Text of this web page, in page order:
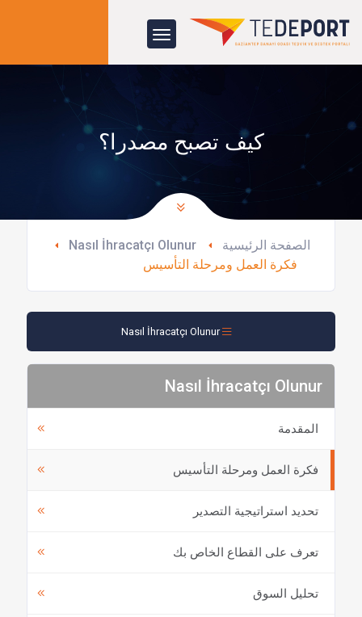
كيف تصبح مصدرا؟
الصفحة الرئيسية
Nasıl İhracatçı Olunur
فكرة العمل ومرحلة التأسيس
Nasıl İhracatçı Olunur
Nasıl İhracatçı Olunur
المقدمة
فكرة العمل ومرحلة التأسيس
تحديد استراتيجية التصدير
تعرف على القطاع الخاص بك
تحليل السوق